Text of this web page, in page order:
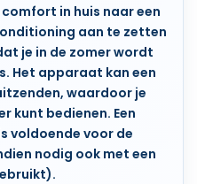
in huis naar een
aan te zetten
je in de zomer wordt
Het apparaat kan een
waardoor je
kunt bedienen. Een
voldoende voor de
nodig ook met een